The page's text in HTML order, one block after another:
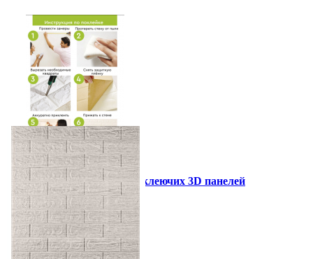
Інструкція установки самоклеючих 3D панелей
Інші також купили